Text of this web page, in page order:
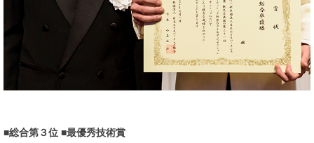
総合第３位 ■最優秀技術賞